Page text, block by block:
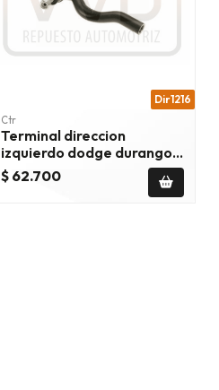
Dir1216
Ctr
Terminal direccion
izquierdo dodge durango
5.7 2011/2015
$ 62.700